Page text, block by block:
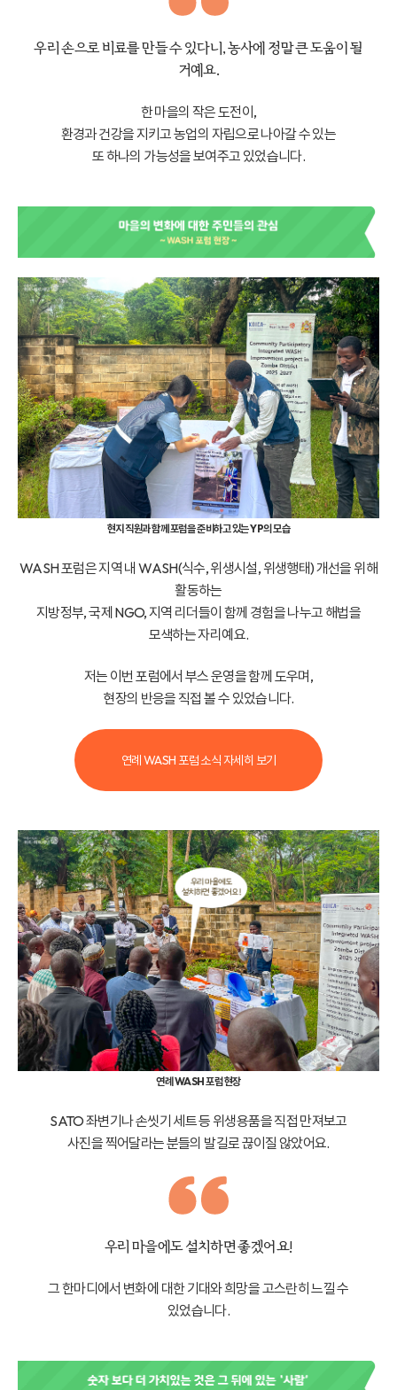
우리 손으로 비료를 만들 수 있다니, 농사에 정말 큰 도움이 될
거예요.
한 마을의 작은 도전이,
환경과 건강을 지키고 농업의 자립으로 나아갈 수 있는
또 하나의 가능성을 보여주고 있었습니다.
현지 직원과 함께 포럼을 준비하고 있는 YP의 모습
WASH 포럼은 지역 내 WASH(식수, 위생시설, 위생행태) 개선을 위해
활동하는
지방정부, 국제 NGO, 지역 리더들이 함께 경험을 나누고 해법을
모색하는 자리예요.
저는 이번 포럼에서 부스 운영을 함께 도우며,
현장의 반응을 직접 볼 수 있었습니다.
연례 WASH 포럼 소식 자세히 보기
연례 WASH 포럼 현장
SATO 좌변기나 손씻기 세트 등 위생용품을 직접 만져보고
사진을 찍어달라는 분들의 발길로 끊이질 않았어요.
우리 마을에도 설치하면 좋겠어요!
그 한마디에서 변화에 대한 기대와 희망을 고스란히 느낄 수
있었습니다.